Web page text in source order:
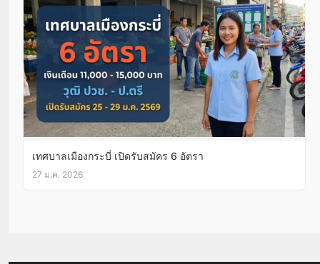
เทศบาลเมืองกระบี่ เปิดรับสมัคร 6 อัตรา
27 ม.ค. 2026